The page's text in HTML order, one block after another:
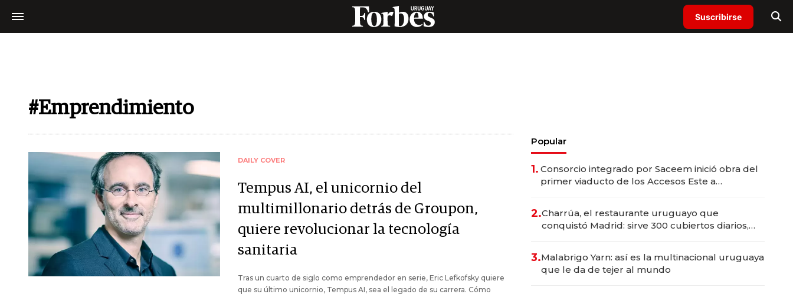
Suscribirse
#Emprendimiento
DAILY COVER
Tempus AI, el unicornio del
multimillonario detrás de Groupon,
quiere revolucionar la tecnología
sanitaria
Tras un cuarto de siglo como emprendedor en serie, Eric Lefkofsky quiere
que su último unicornio, Tempus AI, sea el legado de su carrera. Cómo
Popular
1. Consorcio integrado por Saceem inició obra del
primer viaducto de los Accesos Este a
2.Charrúa, el restaurante uruguayo que
conquistó Madrid: sirve 300 cubiertos diarios,
3.Malabrigo Yarn: así es la multinacional uruguaya
que le da de tejer al mundo